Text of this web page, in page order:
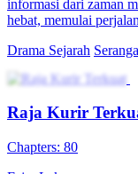
yang serakah dan
setimpal.
Drama Sejarah
Penjaga
Chapters: 91